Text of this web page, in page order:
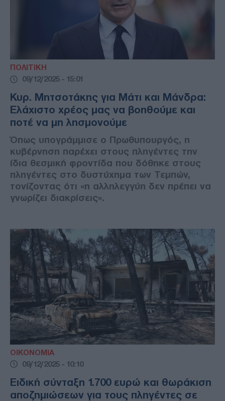
ΠΟΛΙΤΙΚΗ
09/12/2025 - 15:01
Κυρ. Μητσοτάκης για Μάτι και Μάνδρα:
Ελάχιστο χρέος μας να βοηθούμε και
ποτέ να μη λησμονούμε
Όπως υπογράμμισε ο Πρωθυπουργός, η
κυβέρνηση παρέχει στους πληγέντες την
ίδια θεσμική φροντίδα που δόθηκε στους
πληγέντες στο δυστύχημα των Τεμπών,
τονίζοντας ότι «η αλληλεγγύη δεν πρέπει να
γνωρίζει διακρίσεις».
ΟΙΚΟΝΟΜΙΑ
09/12/2025 - 10:10
Ειδική σύνταξη 1.700 ευρώ και θωράκιση
αποζημιώσεων για τους πληγέντες σε